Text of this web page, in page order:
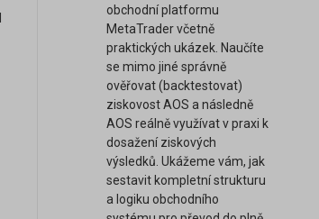
obchodní platformu
MetaTrader včetně
praktických ukázek. Naučíte
se mimo jiné správně
ověřovat (backtestovat)
ziskovost AOS a následně
AOS reálně využívat v praxi k
dosažení ziskových
výsledků. Ukážeme vám, jak
sestavit kompletní strukturu
a logiku obchodního